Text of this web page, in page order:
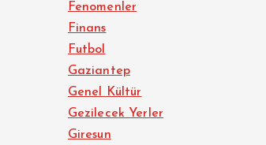
Fenomenler
Finans
Futbol
Gaziantep
Genel Kültür
Gezilecek Yerler
Giresun